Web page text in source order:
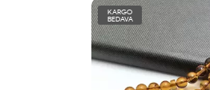
KARGO
BEDAVA